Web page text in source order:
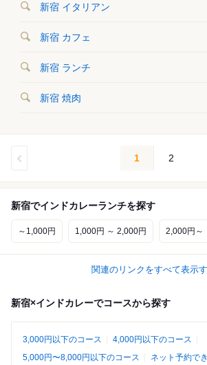
新宿 イタリアン
新宿 カフェ
新宿 ランチ
新宿 焼肉
1 2
新宿でインドカレーランチを探す
～1,000円 1,000円 ～ 2,000円 2,000円～
関連のリンクをすべて表示
新宿×インドカレーでコースから探す
3,000円以下のコース
4,000円以下のコース
5,000円〜8,000円以下のコース
ネット予約で